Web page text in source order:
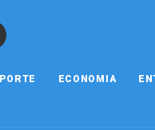
ECONOMIA